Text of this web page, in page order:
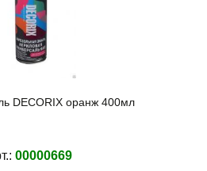
DECORIX оранж 400мл
00000669